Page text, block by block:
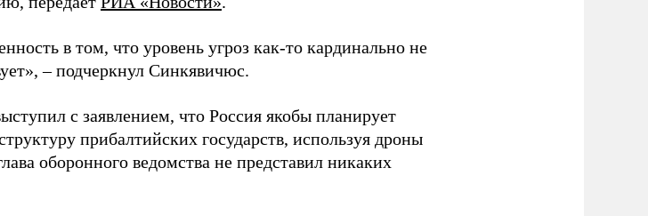
в том, что уровень угроз как-то кардинально не
– подчеркнул Синкявичюс.
с заявлением, что Россия якобы планирует
прибалтийских государств, используя дроны
оборонного ведомства не представил никаких